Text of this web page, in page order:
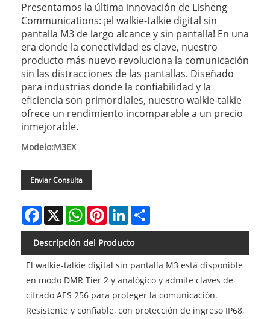
Presentamos la última innovación de Lisheng
Communications: ¡el walkie-talkie digital sin
pantalla M3 de largo alcance y sin pantalla! En una
era donde la conectividad es clave, nuestro
producto más nuevo revoluciona la comunicación
sin las distracciones de las pantallas. Diseñado
para industrias donde la confiabilidad y la
eficiencia son primordiales, nuestro walkie-talkie
ofrece un rendimiento incomparable a un precio
inmejorable.
Modelo:M3EX
Enviar Consulta
Facebook
X WhatsAppPinterestLinkedIn
Descripción del Producto
El walkie-talkie digital sin pantalla M3 está disponible
en modo DMR Tier 2 y analógico y admite claves de
cifrado AES 256 para proteger la comunicación.
Resistente y confiable, con protección de ingreso IP68,